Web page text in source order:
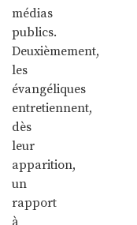
médias
publics.
Deuxièmement,
les
évangéliques
entretiennent,
dès
leur
apparition,
un
rapport
à